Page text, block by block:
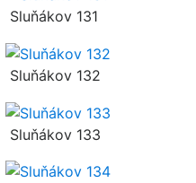
Sluňákov 131
Sluňákov 132
Sluňákov 133